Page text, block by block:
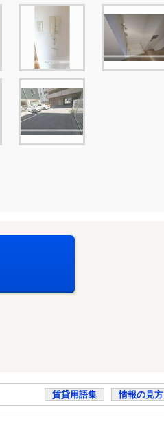
賃貸用語集 情報の見方